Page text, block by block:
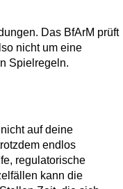
Das BfArM prüft
nicht um eine
Spielregeln.
auf deine
endlos
regulatorische
kann die